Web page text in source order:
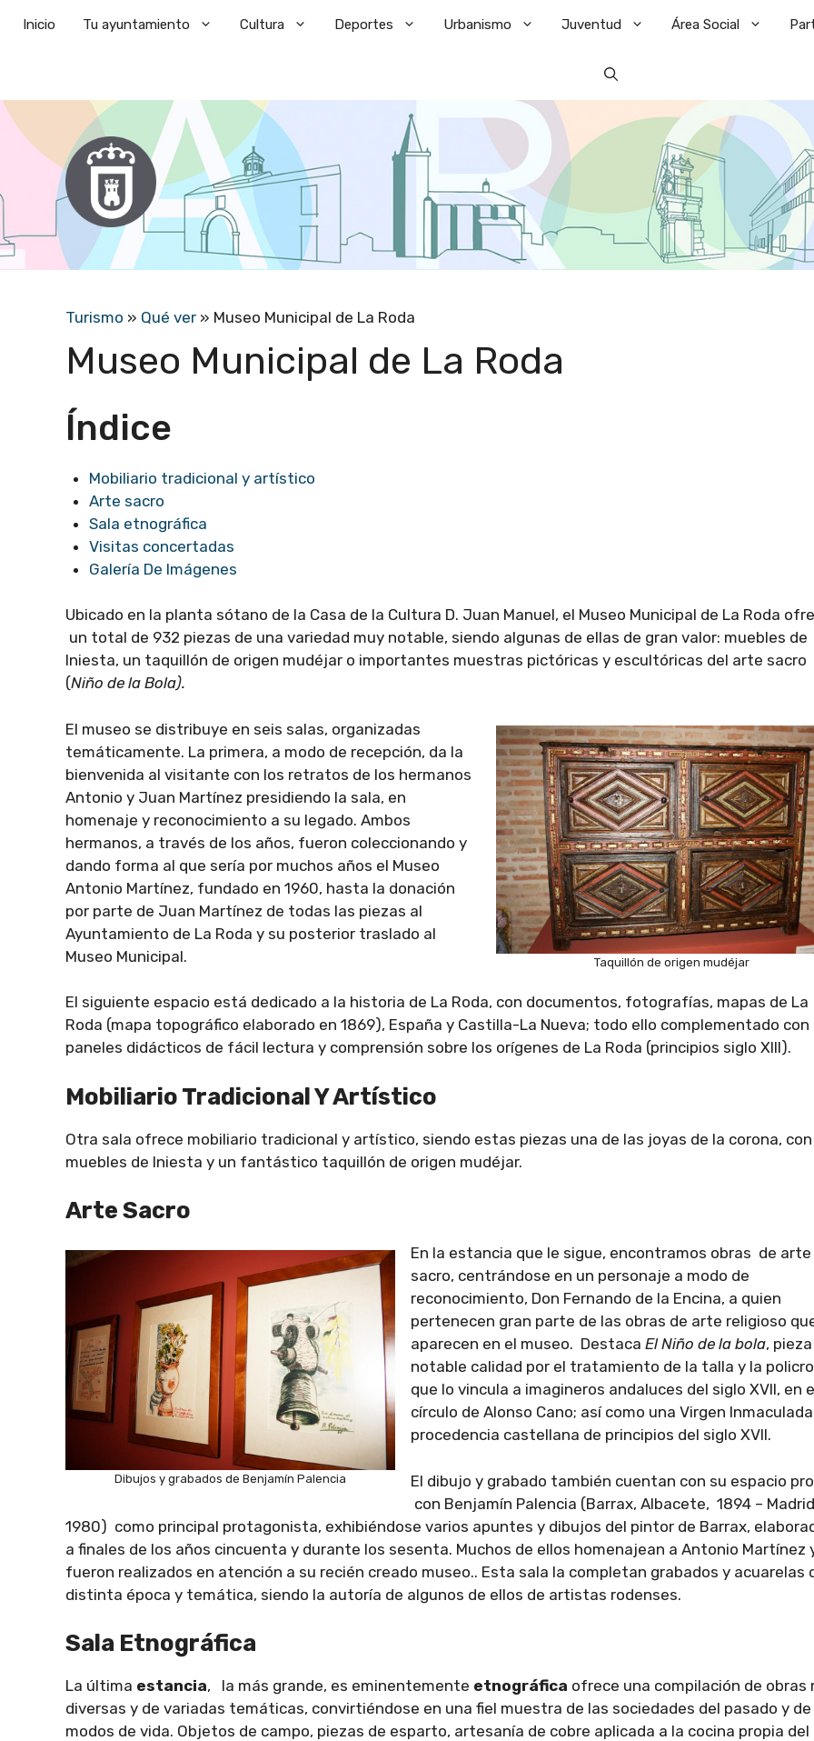
Inicio Tu ayuntamiento Cultura Deportes Urbanismo Juventud Área Social
Turismo » Qué ver » Museo Municipal de La Roda
Museo Municipal de La Roda
Índice
Mobiliario tradicional y artístico
Arte sacro
Sala etnográfica
Visitas concertadas
Galería De Imágenes
Ubicado en la planta sótano de la Casa de la Cultura D. Juan Manuel, el Museo Municipal de La Roda
un total de 932 piezas de una variedad muy notable, siendo algunas de ellas de gran valor: muebles de
Iniesta, un taquillón de origen mudéjar o importantes muestras pictóricas y escultóricas del arte sacro
(Niño de la Bola).
Taquillón de origen mudéjar
El museo se distribuye en seis salas, organizadas
temáticamente. La primera, a modo de recepción, da la
bienvenida al visitante con los retratos de los hermanos
Antonio y Juan Martínez presidiendo la sala, en
homenaje y reconocimiento a su legado. Ambos
hermanos, a través de los años, fueron coleccionando y
dando forma al que sería por muchos años el Museo
Antonio Martínez, fundado en 1960, hasta la donación
por parte de Juan Martínez de todas las piezas al
Ayuntamiento de La Roda y su posterior traslado al
Museo Municipal.
El siguiente espacio está dedicado a la historia de La Roda, con documentos, fotografías, mapas de La
Roda (mapa topográfico elaborado en 1869), España y Castilla-La Nueva; todo ello complementado con
paneles didácticos de fácil lectura y comprensión sobre los orígenes de La Roda (principios siglo XIII).
Mobiliario Tradicional Y Artístico
Otra sala ofrece mobiliario tradicional y artístico, siendo estas piezas una de las joyas de la corona, con
muebles de Iniesta y un fantástico taquillón de origen mudéjar.
Arte Sacro
Dibujos y grabados de Benjamín Palencia
En la estancia que le sigue, encontramos obras de arte
sacro, centrándose en un personaje a modo de
reconocimiento, Don Fernando de la Encina, a quien
pertenecen gran parte de las obras de arte religioso
aparecen en el museo. Destaca El Niño de la bola,
notable calidad por el tratamiento de la talla y la
que lo vincula a imagineros andaluces del siglo XVII, en
círculo de Alonso Cano; así como una Virgen
procedencia castellana de principios del siglo XVII.
El dibujo y grabado también cuentan con su espacio
con Benjamín Palencia (Barrax, Albacete, 1894 –
1980) como principal protagonista, exhibiéndose varios apuntes y dibujos del pintor de Barrax,
a finales de los años cincuenta y durante los sesenta. Muchos de ellos homenajean a Antonio Martínez
fueron realizados en atención a su recién creado museo.. Esta sala la completan grabados y acuarelas
distinta época y temática, siendo la autoría de algunos de ellos de artistas rodenses.
Sala Etnográfica
La última estancia, la más grande, es eminentemente etnográfica ofrece una compilación de obras
diversas y de variadas temáticas, convirtiéndose en una fiel muestra de las sociedades del pasado y
modos de vida. Objetos de campo, piezas de esparto, artesanía de cobre aplicada a la cocina propia del